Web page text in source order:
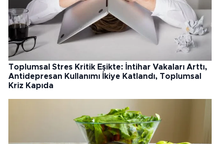
Toplumsal Stres Kritik Eşikte: İntihar Vakaları Arttı,
Antidepresan Kullanımı İkiye Katlandı, Toplumsal
Kriz Kapıda